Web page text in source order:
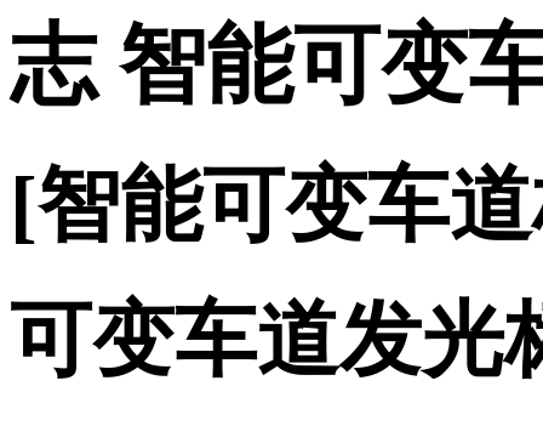
志 智能可变
[智能可变车
可变车道发光